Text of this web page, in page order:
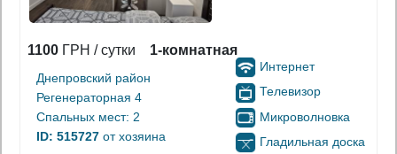
1100 ГРН / сутки 1-комнатная
Днепровский район
Регенераторная 4
Спальных мест: 2
ID: 515727 от хозяина
Интернет
Телевизор
Микроволновка
Гладильная доска